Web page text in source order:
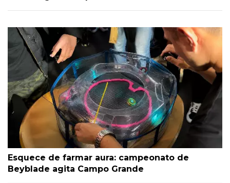
Esquece de farmar aura: campeonato de
Beyblade agita Campo Grande